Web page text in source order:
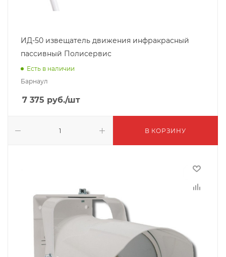
ИД-50 извещатель движения инфракрасный
пассивный Полисервис
Есть в наличии
Барнаул
7 375 руб./шт
В КОРЗИНУ